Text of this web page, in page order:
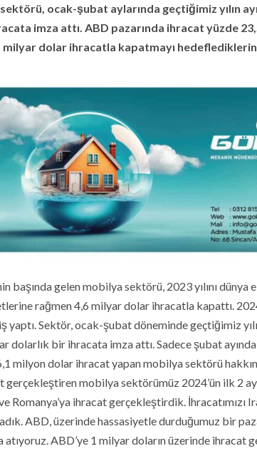
ocak-şubat aylarında geçtiğimiz yılın
imza attı. ABD pazarında ihracat yüzde
milyar dolar ihracatla kapatmayı
başında gelen mobilya sektörü, 2023 yılını dünya
rağmen 4,6 milyar dolar ihracatla kapattı.
Sektör, ocak-şubat döneminde geçtiğimiz
bir ihracata imza attı. Sadece şubat ayında
milyon dolar ihracat yapan mobilya sektörü
gerçekleştiren mobilya sektörümüz 2024’ün ilk 2
Romanya’ya ihracat gerçekleştirdik. İhracatımızı
ABD, üzerinde hassasiyetle durduğumuz bir
ABD’ye 1 milyar doların üzerinde ihracat